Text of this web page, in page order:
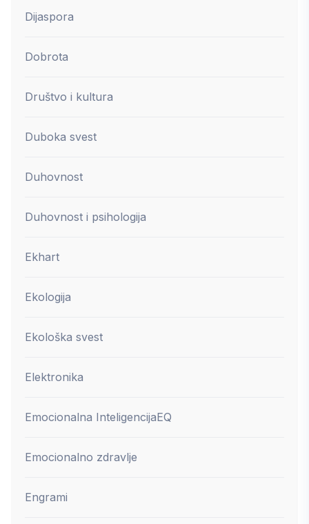
Dijaspora
Dobrota
Društvo i kultura
Duboka svest
Duhovnost
Duhovnost i psihologija
Ekhart
Ekologija
Ekološka svest
Elektronika
Emocionalna InteligencijaEQ
Emocionalno zdravlje
Engrami